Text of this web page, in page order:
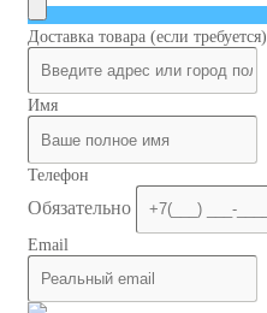
Доставка товара (если требуется)
Имя
Телефон
Обязательно
Email